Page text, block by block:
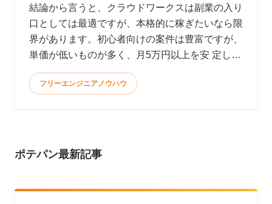
結論から言うと、クラウドワークスは副業の入り
口としては最適ですが、本格的に稼ぎたいなら限
界があります。初心者向けの案件は豊富ですが、
単価が低いものが多く、月5万円以上を安 定して
稼ぐのは難しいのが現実です。
フリーエンジニアノウハウ
ポテパン最新記事